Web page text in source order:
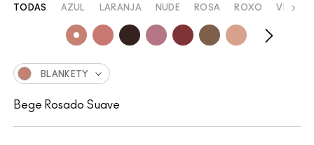
TODAS AZUL LARANJA NUDE ROSA ROXO
BLANKETY
Bege Rosado Suave